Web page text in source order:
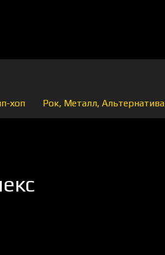
хоп Рок, Металл, Альтернатива